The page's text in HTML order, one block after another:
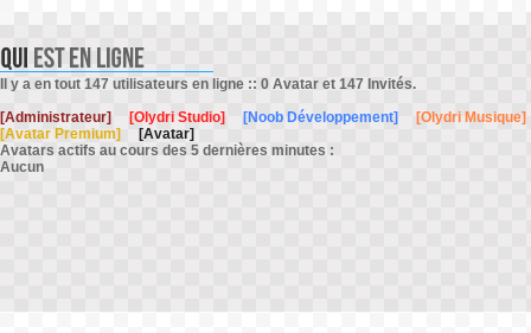
Il y a en tout 147 utilisateurs en ligne :: 0 Avatar et 147 Invités.
[Administrateur]
[Olydri Studio] [Noob Développement]
[Olydri Musique]
[Avatar Premium]
[Avatar]
Avatars actifs au cours des 5 dernières minutes :
Aucun